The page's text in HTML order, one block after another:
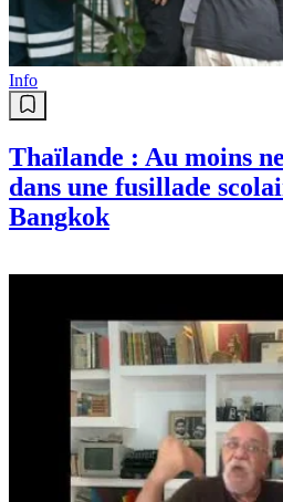
Info
Thaïlande : Au moins
dans une fusillade
Bangkok